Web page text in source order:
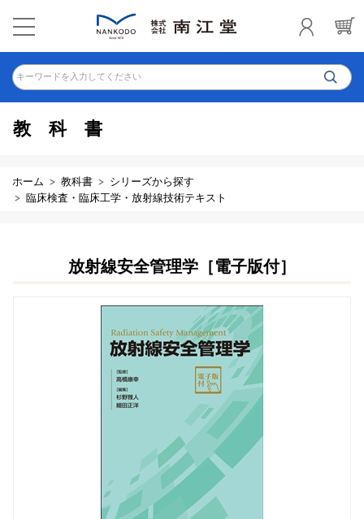
キーワードを入力してください
教科書
ホーム 教科書
シリーズから探す
臨床検査・臨床工学・放射線技術テキスト
放射線安全管理学［電子版付］